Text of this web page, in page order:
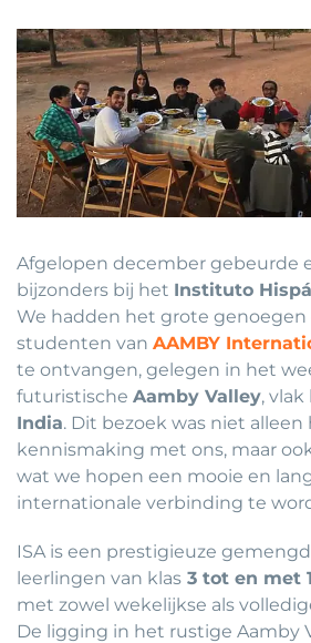
Afgelopen december gebeurde
bijzonders bij het Instituto
We hadden het grote genoegen
studenten van AAMBY
te ontvangen, gelegen in het
futuristische Aamby Valley, vlak
India. Dit bezoek was niet alleen
kennismaking met ons, maar
wat we hopen een mooie en
internationale verbinding te
ISA is een prestigieuze
leerlingen van klas 3 tot en met
met zowel wekelijkse als
De ligging in het rustige Aamby